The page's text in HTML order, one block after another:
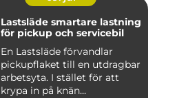
Lastsläde smartare lastning
för pickup och servicebil
En Lastsläde förvandlar
pickupflaket till en utdragbar
arbetsyta. I stället för att
krypa in på knän...